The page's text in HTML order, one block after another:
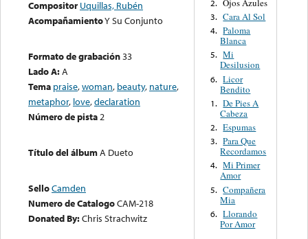
Compositor Uquillas, Rubén
AcompañamientoY Su Conjunto
Formato de grabación33
Lado A:A
Tema praise,woman, beauty, nature,
metaphor, love,declaration
Número de pista2
Título del álbumA Dueto
SelloCamden
Numero de CatalogoCAM-218
Donated By:Chris Strachwitz
2. Ojos Azules
3. Cara Al Sol
4. Paloma
Blanca
5. Mi
Desilusion
6. Licor
Bendito
1. De Pies A
Cabeza
2. Espumas
3. Para Que
Recordamos
4. Mi Primer
Amor
5. Compañera
Mia
6. Llorando
Por Amor